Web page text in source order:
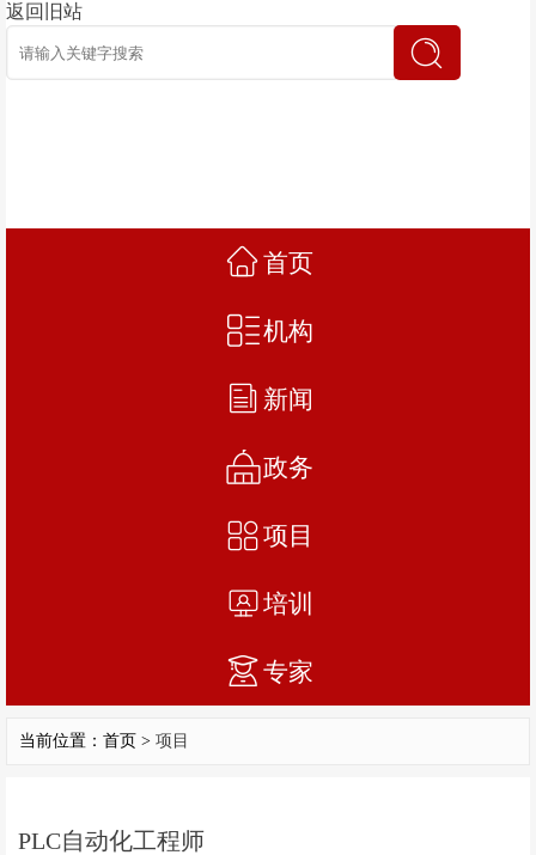
返回旧站
首页
机构
新闻
政务
项目
培训
专家
当前位置：首页 > 项目
PLC自动化工程师